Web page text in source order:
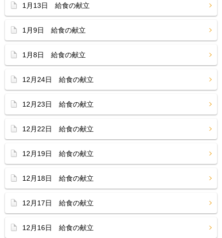
1月13日 給食の献立
1月9日 給食の献立
1月8日 給食の献立
12月24日 給食の献立
12月23日 給食の献立
12月22日 給食の献立
12月19日 給食の献立
12月18日 給食の献立
12月17日 給食の献立
12月16日 給食の献立